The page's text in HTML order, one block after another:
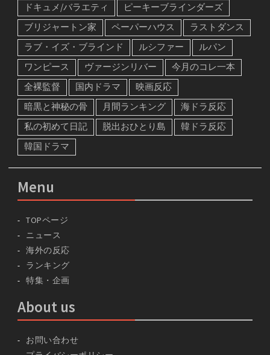
ドキュメ/バラエティ
ピーキーブラインダーズ
ブリジャートン家
ペーパーハウス
ラストダンス
ラブ・イズ・ブラインド
ルシファー
ルパン
ワンピース
ヴァージンリバー
今月のコレ一本
全裸監督
国内ドラマ
映画反応
暗黒と神秘の骨
月間ランキング
海ドラ反応
私の初めて日記
脱出おひとり島
韓ドラ反応
韓国ドラマ
Menu
TOPページ
ニュース
海外の反応
ランキング
特集・企画
About us
お問い合わせ